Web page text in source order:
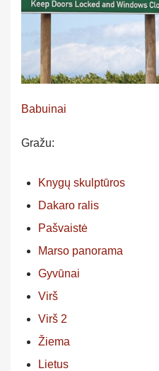
Babuinai
Gražu:
Knygų skulptūros
Dakaro ralis
Pašvaistė
Marso panorama
Gyvūnai
Virš
Virš 2
Žiema
Lietus